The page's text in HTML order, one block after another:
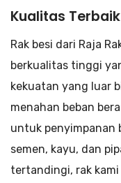
Kualitas Terbaik
Rak besi dari Raja
berkualitas tinggi
kekuatan yang luar
menahan beban
untuk penyimpanan
semen, kayu, dan
tertandingi, rak